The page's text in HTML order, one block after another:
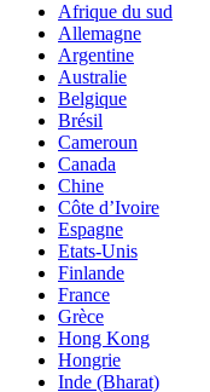
Afrique du sud
Allemagne
Argentine
Australie
Belgique
Brésil
Cameroun
Canada
Chine
Côte d’Ivoire
Espagne
Etats-Unis
Finlande
France
Grèce
Hong Kong
Hongrie
Inde (Bharat)